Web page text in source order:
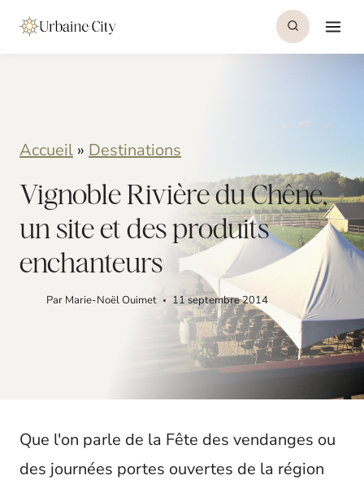
Accueil » Destinations
Vignoble Rivière du Chêne,
un site et des produits
enchanteurs
Par Marie-Noël Ouimet 11 septembre 2014
Que l'on parle de la Fête des vendanges ou
des journées portes ouvertes de la région